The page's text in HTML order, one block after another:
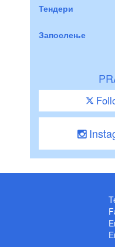
Тендери
Запослење